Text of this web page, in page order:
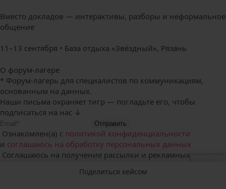
Поделиться кейсом
Вместо докладов — интерактивы, разборы и неформальное
общение
11–13 сентября • База отдыха «Звёздный», Рязань
О форум-лагере
* Форум-лагерь для специалистов по коммуникациям,
основанным на данных.
Наши письма охраняет тигр — погладьте его, чтобы
подписаться на нас ↓
Отправить
Ознакомлен(а) с политикой конфиденциальности
и соглашаюсь на обработку персональных данных
Соглашаюсь на получение рассылки и рекламных